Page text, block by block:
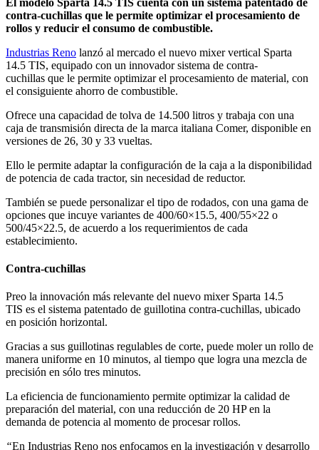
contra-cuchillas que le permite optimizar el procesamiento de
rollos y reducir el consumo de combustible.
Industrias Reno lanzó al mercado el nuevo mixer vertical Sparta
14.5 TIS, equipado con un innovador sistema de contra-
cuchillas que le permite optimizar el procesamiento de material, con
el consiguiente ahorro de combustible.
Ofrece una capacidad de tolva de 14.500 litros y trabaja con una
caja de transmisión directa de la marca italiana Comer, disponible en
versiones de 26, 30 y 33 vueltas.
Ello le permite adaptar la configuración de la caja a la disponibilidad
de potencia de cada tractor, sin necesidad de reductor.
También se puede personalizar el tipo de rodados, con una gama de
opciones que incuye variantes de 400/60×15.5, 400/55×22 o
500/45×22.5, de acuerdo a los requerimientos de cada
establecimiento.
Contra-cuchillas
Preo la innovación más relevante del nuevo mixer Sparta 14.5
TIS es el sistema patentado de guillotina contra-cuchillas, ubicado
en posición horizontal.
Gracias a sus guillotinas regulables de corte, puede moler un rollo de
manera uniforme en 10 minutos, al tiempo que logra una mezcla de
precisión en sólo tres minutos.
La eficiencia de funcionamiento permite optimizar la calidad de
preparación del material, con una reducción de 20 HP en la
demanda de potencia al momento de procesar rollos.
“En Industrias Reno nos enfocamos en la investigación y desarrollo